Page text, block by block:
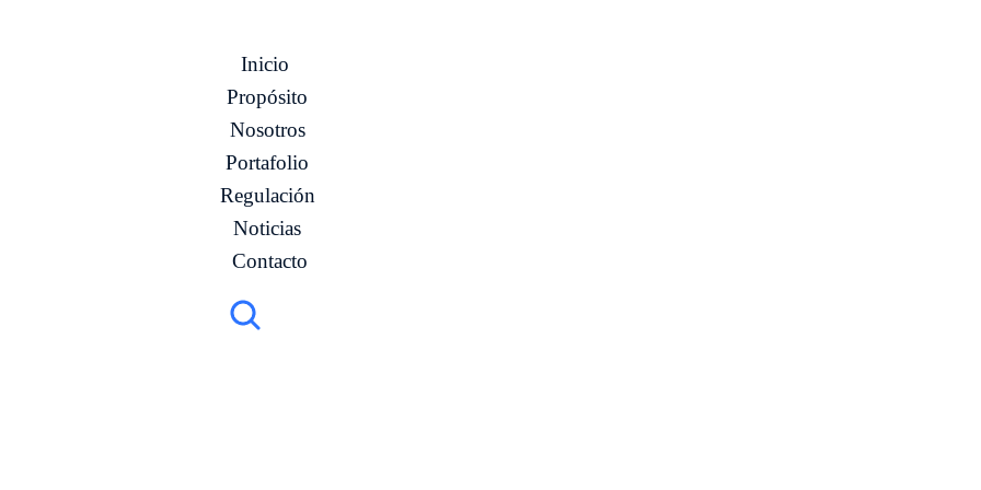
Inicio
Propósito
Nosotros
Portafolio
Regulación
Noticias
Contacto